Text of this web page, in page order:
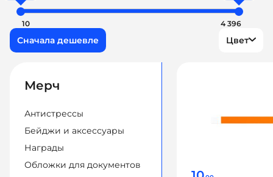
10 4 396
Цвет
Мерч
Антистрессы
Бейджи и аксессуары
Награды
Обложки для документов